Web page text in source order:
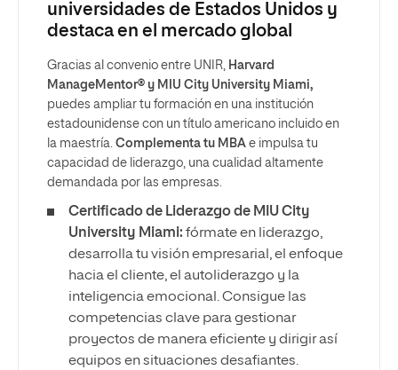
universidades de Estados Unidos y
destaca en el mercado global
Gracias al convenio entre UNIR, Harvard
ManageMentor® y MIU City University Miami,
puedes ampliar tu formación en una institución
estadounidense con un título americano incluido en
la maestría. Complementa tu MBA e impulsa tu
capacidad de liderazgo, una cualidad altamente
demandada por las empresas.
Certificado de Liderazgo de MIU City
University Miami: fórmate en liderazgo,
desarrolla tu visión empresarial, el enfoque
hacia el cliente, el autoliderazgo y la
inteligencia emocional. Consigue las
competencias clave para gestionar
proyectos de manera eficiente y dirigir así
equipos en situaciones desafiantes.